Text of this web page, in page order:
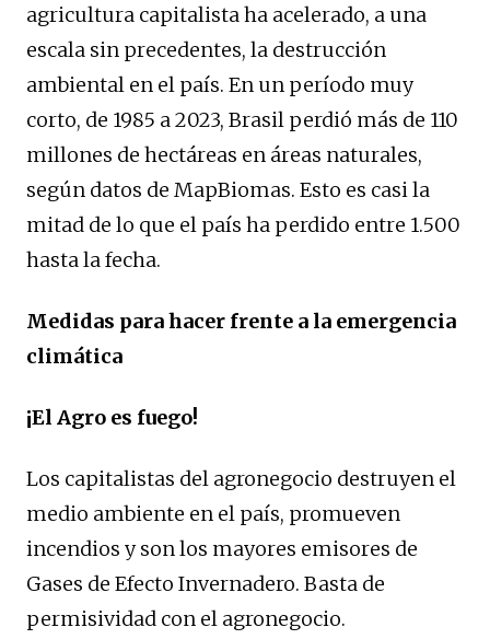
agricultura capitalista ha acelerado, a una
escala sin precedentes, la destrucción
ambiental en el país. En un período muy
corto, de 1985 a 2023, Brasil perdió más de 110
millones de hectáreas en áreas naturales,
según datos de MapBiomas. Esto es casi la
mitad de lo que el país ha perdido entre 1.500
hasta la fecha.
Medidas para hacer frente a la emergencia
climática
¡El Agro es fuego!
Los capitalistas del agronegocio destruyen el
medio ambiente en el país, promueven
incendios y son los mayores emisores de
Gases de Efecto Invernadero. Basta de
permisividad con el agronegocio.